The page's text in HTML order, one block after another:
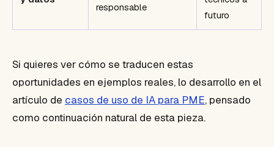
responsable
futuro
Si quieres ver cómo se traducen estas
oportunidades en ejemplos reales, lo desarrollo en el
artículo de casos de uso de IA para PME, pensado
como continuación natural de esta pieza.